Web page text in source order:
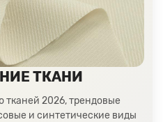
важно быть
материала, поэтому
заказать
прямо из
магазина. Таким
затронуть
принять вдумчивое
заказа.
ТКАНИ
2026, трендовые
и синтетические виды